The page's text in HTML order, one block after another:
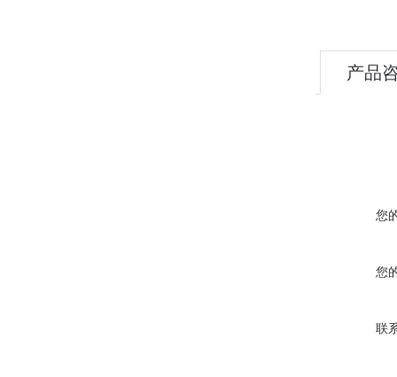
产品
您
您
联